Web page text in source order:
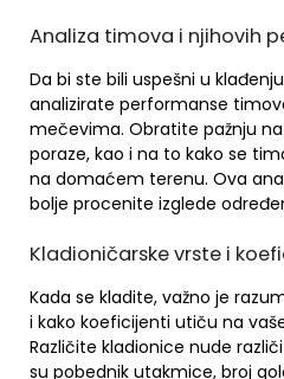
Analiza timova i njihovih
Da bi ste bili uspešni u
analizirate performanse
mečevima. Obratite pažnju
poraze, kao i na to kako se
na domaćem terenu. Ova
bolje procenite izglede
Kladioničarske vrste i
Kada se kladite, važno je
i kako koeficijenti utiču na
Različite kladionice nude
su pobednik utakmice, broj